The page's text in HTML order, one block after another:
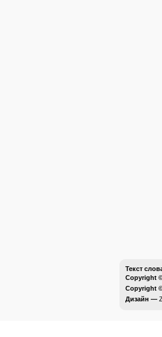
Текст
Copyright
Copyright
Дизайн —